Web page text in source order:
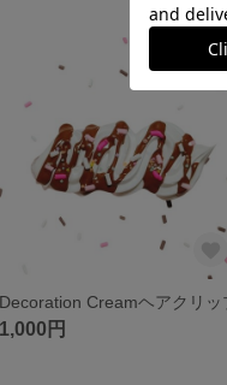
残り1点
Decoration Creamヘアクリッ
1,000円